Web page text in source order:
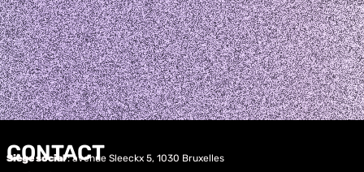
CONTACT
Siège social: avenue Sleeckx 5, 1030 Bruxelles